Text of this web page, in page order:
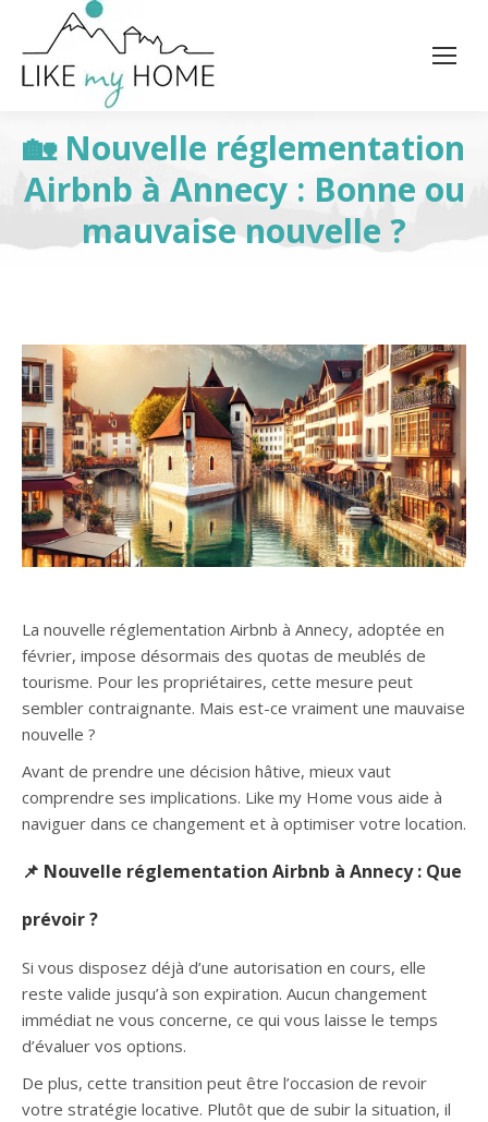
🏡 Nouvelle réglementation
Airbnb à Annecy : Bonne ou
mauvaise nouvelle ?
La nouvelle réglementation Airbnb à Annecy, adoptée en
février, impose désormais des quotas de meublés de
tourisme. Pour les propriétaires, cette mesure peut
sembler contraignante. Mais est-ce vraiment une mauvaise
nouvelle ?
Avant de prendre une décision hâtive, mieux vaut
comprendre ses implications. Like my Home vous aide à
naviguer dans ce changement et à optimiser votre location.
📌 Nouvelle réglementation Airbnb à Annecy : Que
prévoir ?
Si vous disposez déjà d’une autorisation en cours, elle
reste valide jusqu’à son expiration. Aucun changement
immédiat ne vous concerne, ce qui vous laisse le temps
d’évaluer vos options.
De plus, cette transition peut être l’occasion de revoir
votre stratégie locative. Plutôt que de subir la situation, il